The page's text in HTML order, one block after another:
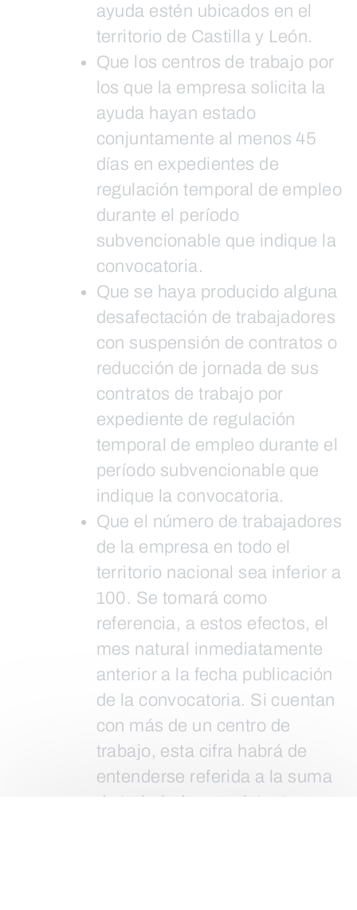
ayuda estén ubicados en el
territorio de Castilla y León.
Que los centros de trabajo por
los que la empresa solicita la
ayuda hayan estado
conjuntamente al menos 45
días en expedientes de
regulación temporal de empleo
durante el período
subvencionable que indique la
convocatoria.
Que se haya producido alguna
desafectación de trabajadores
con suspensión de contratos o
reducción de jornada de sus
contratos de trabajo por
expediente de regulación
temporal de empleo durante el
período subvencionable que
indique la convocatoria.
Que el número de trabajadores
de la empresa en todo el
territorio nacional sea inferior a
100. Se tomará como
referencia, a estos efectos, el
mes natural inmediatamente
anterior a la fecha publicación
de la convocatoria. Si cuentan
con más de un centro de
trabajo, esta cifra habrá de
entenderse referida a la suma
de trabajadores existentes en